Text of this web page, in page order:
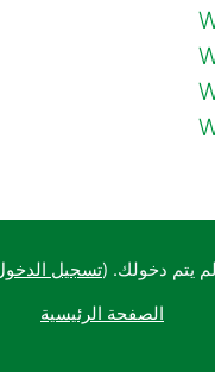
لم يتم دخولك. (تسجيل
الصفحة الرئيسية